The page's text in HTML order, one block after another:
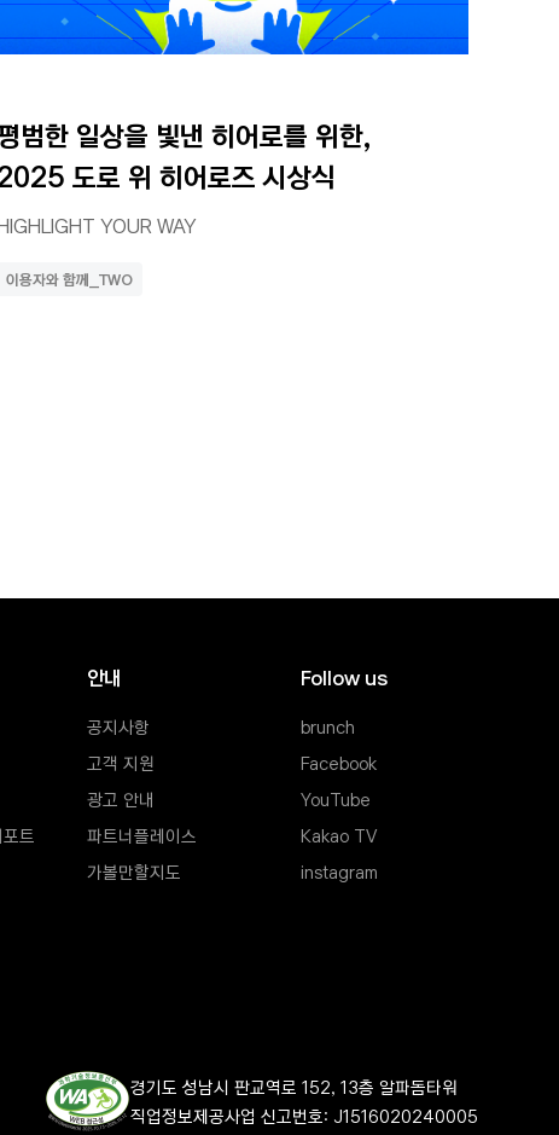
범한 일상을 빛낸 히어로를 위한,
도로 위 히어로즈 시상식
YOUR WAY
이용자와 함께_TWO
트 새창열림
안내
공지사항
고객 지원
광고 안내
파트너플레이스
가볼만할지도
Follow us
brunch
Facebook
YouTube
Kakao TV
instagram
경기도 성남시 판교역로 152, 13층 알파돔타워
직업정보제공사업 신고번호: J1516020240005